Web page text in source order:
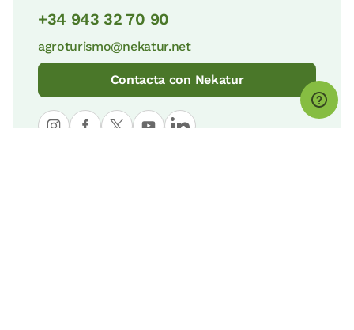
+34 943 32 70 90
agroturismo@nekatur.net
Contacta con Nekatur